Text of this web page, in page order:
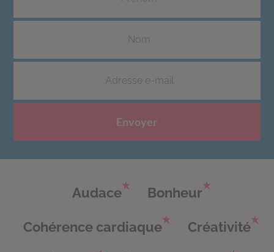
Envoyer
Audace Bonheur
Cohérence cardiaque Créativité